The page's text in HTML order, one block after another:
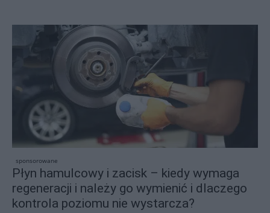
sponsorowane
Płyn hamulcowy i zacisk – kiedy wymaga
regeneracji i należy go wymienić i dlaczego
kontrola poziomu nie wystarcza?